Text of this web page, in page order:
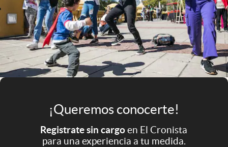
Eventos Corporativos
El Cronista Studio
Mediakit
abre en nueva pestaña
Argentina
¡Queremos conocerte!
Registrate sin cargoen El Cronista
para una experiencia a tu medida.